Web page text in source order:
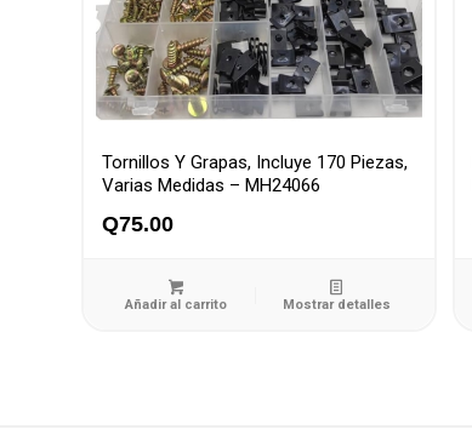
Tornillos Y Grapas, Incluye 170 Piezas,
Varias Medidas – MH24066
Q75.00
Añadir al carrito Mostrar detalles